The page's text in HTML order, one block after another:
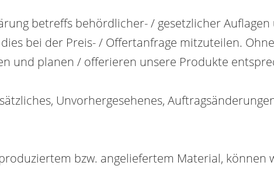
betreffs behördlicher- / gesetzlicher
bei der Preis- / Offertanfrage mitzuteilen.
und planen / offerieren unsere Produkte
Unvorhergesehenes,
bzw. angeliefertem Material, können